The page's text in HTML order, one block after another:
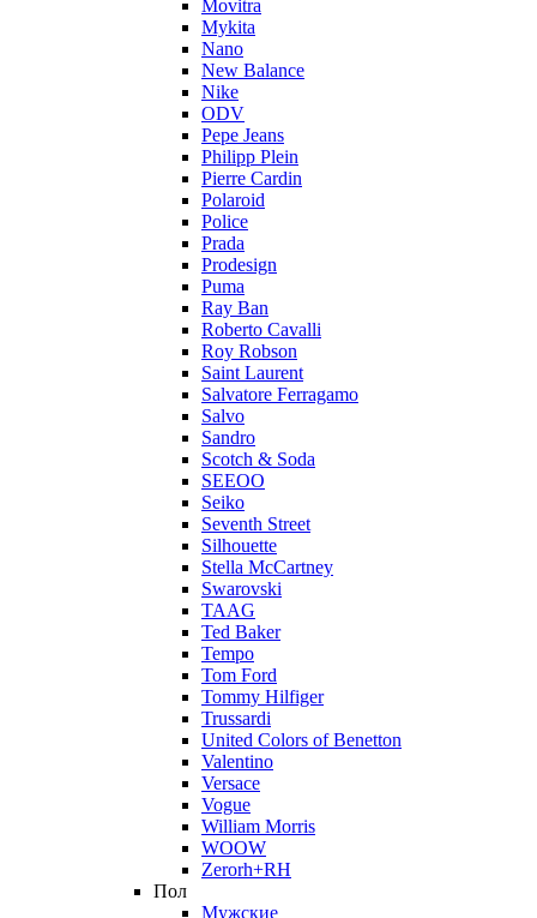
Movitra
Mykita
Nano
New Balance
Nike
ODV
Pepe Jeans
Philipp Plein
Pierre Cardin
Polaroid
Police
Prada
Prodesign
Puma
Ray Ban
Roberto Cavalli
Roy Robson
Saint Laurent
Salvatore Ferragamo
Salvo
Sandro
Scotch & Soda
SEEOO
Seiko
Seventh Street
Silhouette
Stella McCartney
Swarovski
TAAG
Ted Baker
Tempo
Tom Ford
Tommy Hilfiger
Trussardi
United Colors of Benetton
Valentino
Versace
Vogue
William Morris
WOOW
Zerorh+RH
Пол
Мужские